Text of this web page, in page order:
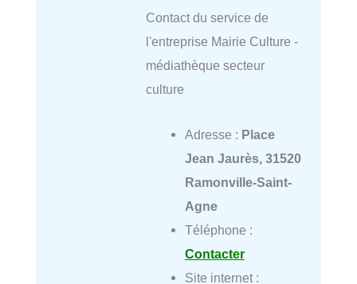
Contact du service de
l'entreprise Mairie Culture -
médiathèque secteur
culture
Adresse : Place
Jean Jaurès, 31520
Ramonville-Saint-
Agne
Téléphone :
Contacter
Site internet :